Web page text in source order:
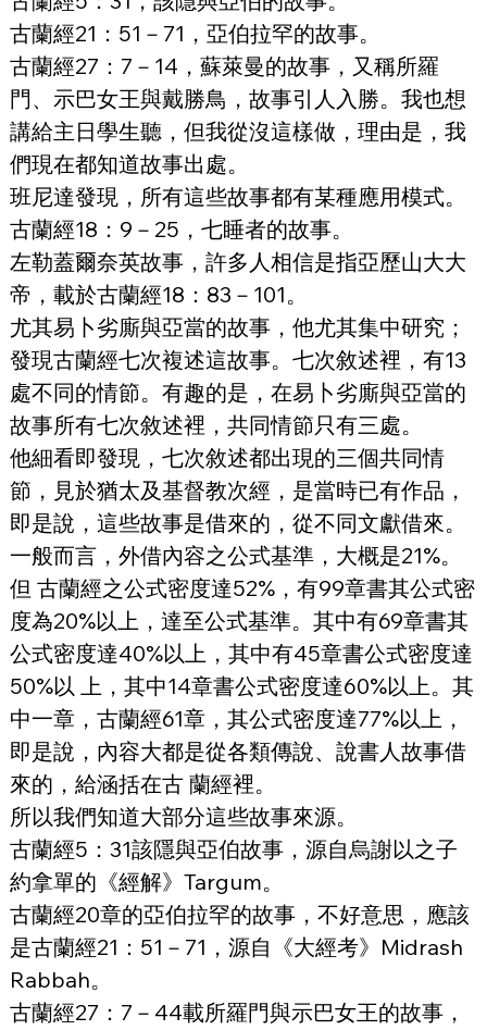
古蘭經21：51－71，亞伯拉罕的故事。
古蘭經27：7－14，蘇萊曼的故事，又稱所羅
門、示巴女王與戴勝鳥，故事引人入勝。我也想
講給主日學生聽，但我從沒這樣做，理由是，我
們現在都知道故事出處。
班尼達發現，所有這些故事都有某種應用模式。
古蘭經18：9－25，七睡者的故事。
左勒蓋爾奈英故事，許多人相信是指亞歷山大大
帝，載於古蘭經18：83－101。
尤其易卜劣廝與亞當的故事，他尤其集中研究；
發現古蘭經七次複述這故事。七次敘述裡，有13
處不同的情節。有趣的是，在易卜劣廝與亞當的
故事所有七次敘述裡，共同情節只有三處。
他細看即發現，七次敘述都出現的三個共同情
節，見於猶太及基督教次經，是當時已有作品，
即是說，這些故事是借來的，從不同文獻借來。
一般而言，外借內容之公式基準，大概是21%。
但 古蘭經之公式密度達52%，有99章書其公式密
度為20%以上，達至公式基準。其中有69章書其
公式密度達40%以上，其中有45章書公式密度達
50%以 上，其中14章書公式密度達60%以上。其
中一章，古蘭經61章，其公式密度達77%以上，
即是說，內容大都是從各類傳說、說書人故事借
來的，給涵括在古 蘭經裡。
所以我們知道大部分這些故事來源。
古蘭經5：31該隱與亞伯故事，源自烏謝以之子
約拿單的《經解》Targum。
古蘭經20章的亞伯拉罕的故事，不好意思，應該
是古蘭經21：51－71，源自《大經考》Midrash
Rabbah。
古蘭經27：7－44載所羅門與示巴女王的故事，